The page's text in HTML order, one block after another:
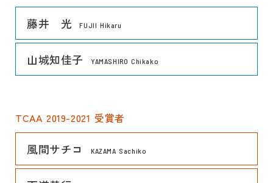
藤井 光 FUJII Hikaru
リンク
山城知佳子 YAMASHIRO Chikako
リンク
TCAA 2019-2021 受賞者
風間サチコ KAZAMA Sachiko
リンク
リンク